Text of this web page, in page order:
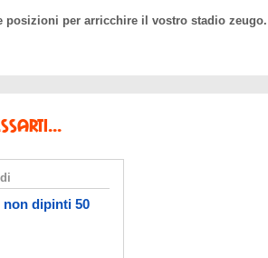
posizioni per arricchire il vostro stadio zeugo.